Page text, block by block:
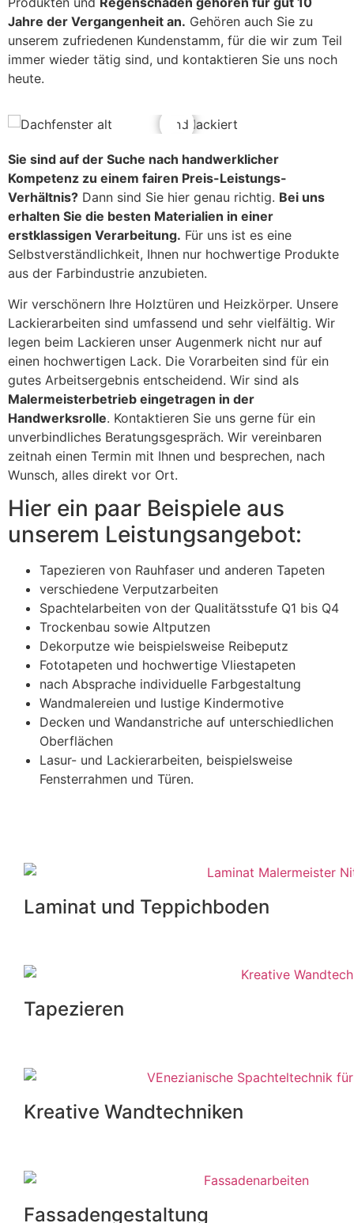
Jahre der Vergangenheit an. Gehören auch Sie zu
unserem zufriedenen Kundenstamm, für die wir zum Teil
immer wieder tätig sind, und kontaktieren Sie uns noch
heute.
Sie sind auf der Suche nach handwerklicher
Kompetenz zu einem fairen Preis-Leistungs-
Verhältnis? Dann sind Sie hier genau richtig. Bei uns
erhalten Sie die besten Materialien in einer
erstklassigen Verarbeitung. Für uns ist es eine
Selbstverständlichkeit, Ihnen nur hochwertige Produkte
aus der Farbindustrie anzubieten.
Wir verschönern Ihre Holztüren und Heizkörper. Unsere
Lackierarbeiten sind umfassend und sehr vielfältig. Wir
legen beim Lackieren unser Augenmerk nicht nur auf
einen hochwertigen Lack. Die Vorarbeiten sind für ein
gutes Arbeitsergebnis entscheidend. Wir sind als
Malermeisterbetrieb eingetragen in der
Handwerksrolle. Kontaktieren Sie uns gerne für ein
unverbindliches Beratungsgespräch. Wir vereinbaren
zeitnah einen Termin mit Ihnen und besprechen, nach
Wunsch, alles direkt vor Ort.
Hier ein paar Beispiele aus
unserem Leistungsangebot:
Tapezieren von Rauhfaser und anderen Tapeten
verschiedene Verputzarbeiten
Spachtelarbeiten von der Qualitätsstufe Q1 bis Q4
Trockenbau sowie Altputzen
Dekorputze wie beispielsweise Reibeputz
Fototapeten und hochwertige Vliestapeten
nach Absprache individuelle Farbgestaltung
Wandmalereien und lustige Kindermotive
Decken und Wandanstriche auf unterschiedlichen
Oberflächen
Lasur- und Lackierarbeiten, beispielsweise
Fensterrahmen und Türen.
Laminat und Teppichboden
Tapezieren
Kreative Wandtechniken
Fassadengestaltung